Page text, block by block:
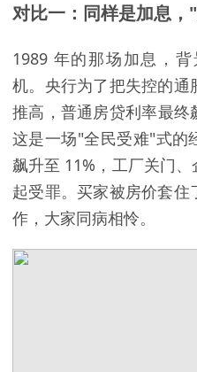
对比一：同样是加息
1989 年的那场加息，
机。央行为了把失控的
推高，普通房贷利率最终
这是一场"全民受难"式
飙升至 11%，工厂关门
起受罪。买家被房价套
作，大家同病相怜。